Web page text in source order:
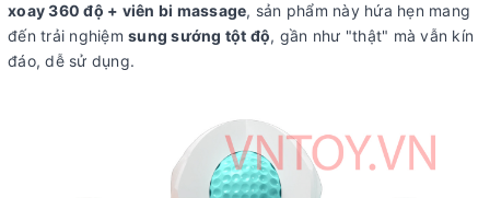
xoay 360 độ + viên bi massage, sản phẩm này hứa hẹn mang
đến trải nghiệm sung sướng tột độ, gần như "thật" mà vẫn kín
đáo, dễ sử dụng.